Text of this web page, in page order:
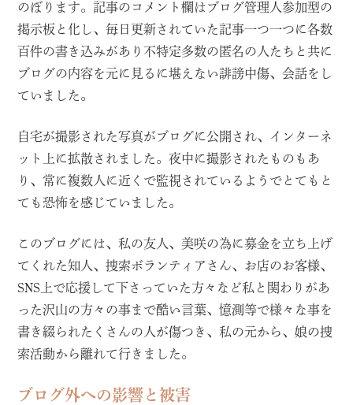
のぼります。記事のコメント欄はブログ管理人参加型の
掲示板と化し、毎日更新されていた記事一つ一つに各数
百件の書き込みがあり不特定多数の匿名の人たちと共に
ブログの内容を元に見るに堪えない誹謗中傷、会話をし
ていました。
自宅が撮影された写真がブログに公開され、インターネ
ット上に拡散されました。夜中に撮影されたものもあ
り、常に複数人に近くで監視されているようでとてもと
ても恐怖を感じていました。
このブログには、私の友人、美咲の為に募金を立ち上げ
てくれた知人、捜索ボランティアさん、お店のお客様、
SNS上で応援して下さっていた方々など私と関わりがあ
った沢山の方々の事まで酷い言葉、憶測等で様々な事を
書き綴られたくさんの人が傷つき、私の元から、娘の捜
索活動から離れて行きました。
ブログ外への影響と被害